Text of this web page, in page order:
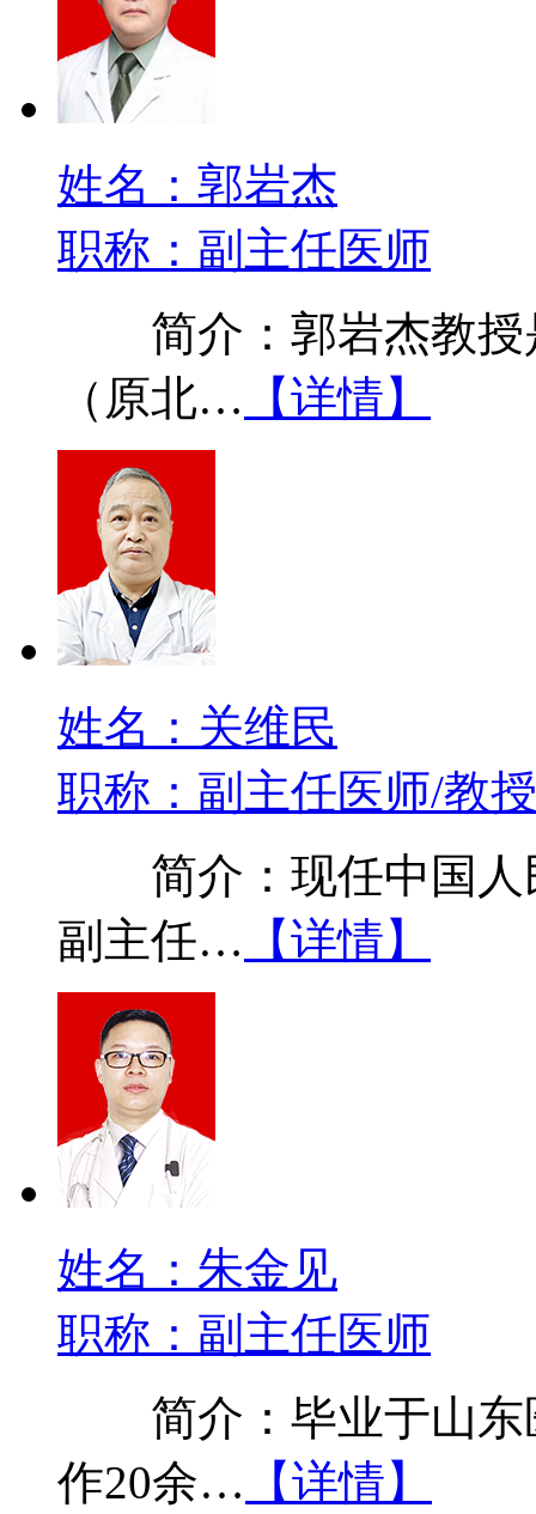
姓名：郭岩杰
职称：副主任医师
简介：郭岩杰教授
（原北… 【详情】
姓名：关维民
职称：副主任医师/教授
简介：现任中国人
副主任… 【详情】
姓名：朱金见
职称：副主任医师
简介：毕业于山东
作20余… 【详情】